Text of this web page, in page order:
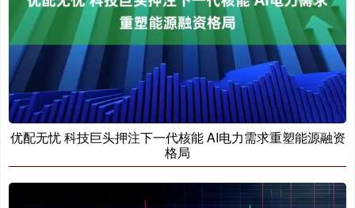
优配无忧 科技巨头押注下一代核能 AI电力需求重塑能源融资
格局